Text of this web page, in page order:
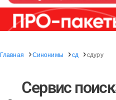
Главная Синонимы сд сдуру
Сервис